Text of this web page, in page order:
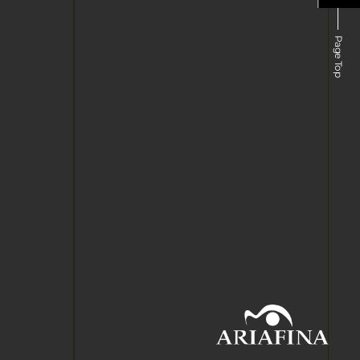
Page Top